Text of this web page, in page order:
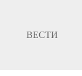
ВЕСТИ